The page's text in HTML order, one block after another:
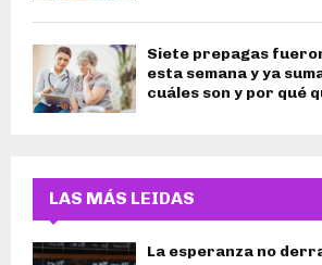
Siete prepagas
esta semana y ya
cuáles son y por qué
LAS MÁS LEIDAS
La esperanza no